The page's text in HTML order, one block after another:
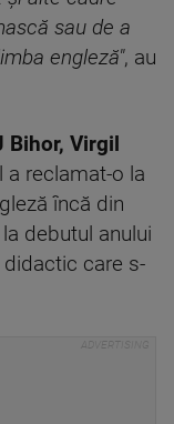
sau de a
engleză", au
Virgil
a reclamat-o la
încă din
debutul anului
care s-